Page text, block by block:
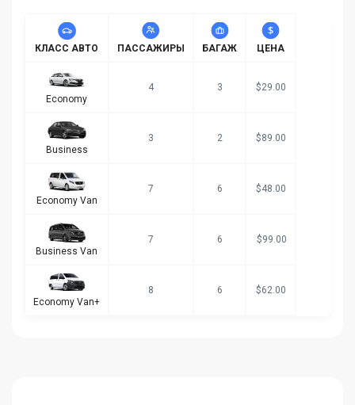
КЛАСС АВТО ПАССАЖИРЫ БАГАЖ ЦЕНА
Economy
4 3 $29.00
Business
3 2 $89.00
Economy Van
7 6 $48.00
Business Van
7 6 $99.00
Economy Van+
8 6 $62.00